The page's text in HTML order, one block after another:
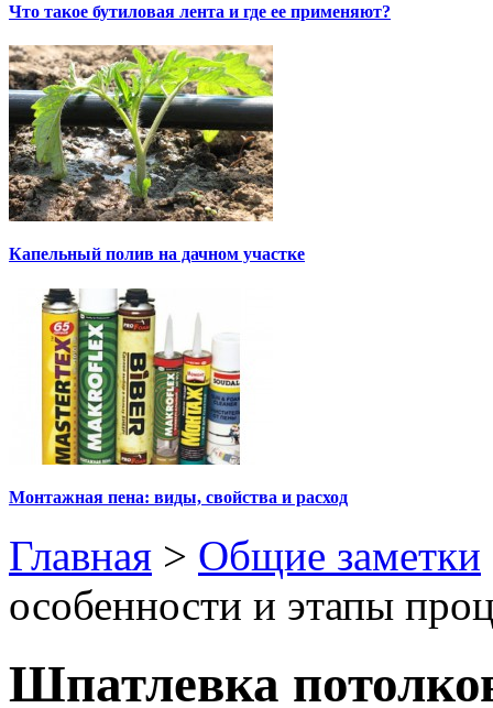
Что такое бутиловая лента и где ее применяют?
Капельный полив на дачном участке
Монтажная пена: виды, свойства и расход
Главная > Общие заметки
особенности и этапы
Шпатлевка